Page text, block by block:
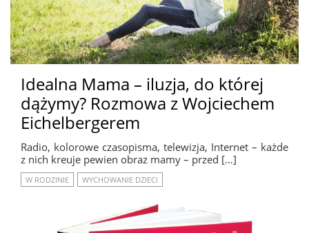
Idealna Mama – iluzja, do której
dążymy? Rozmowa z Wojciechem
Eichelbergerem
Radio, kolorowe czasopisma, telewizja, Internet – każde
z nich kreuje pewien obraz mamy – przed […]
W RODZINIE WYCHOWANIE DZIECI